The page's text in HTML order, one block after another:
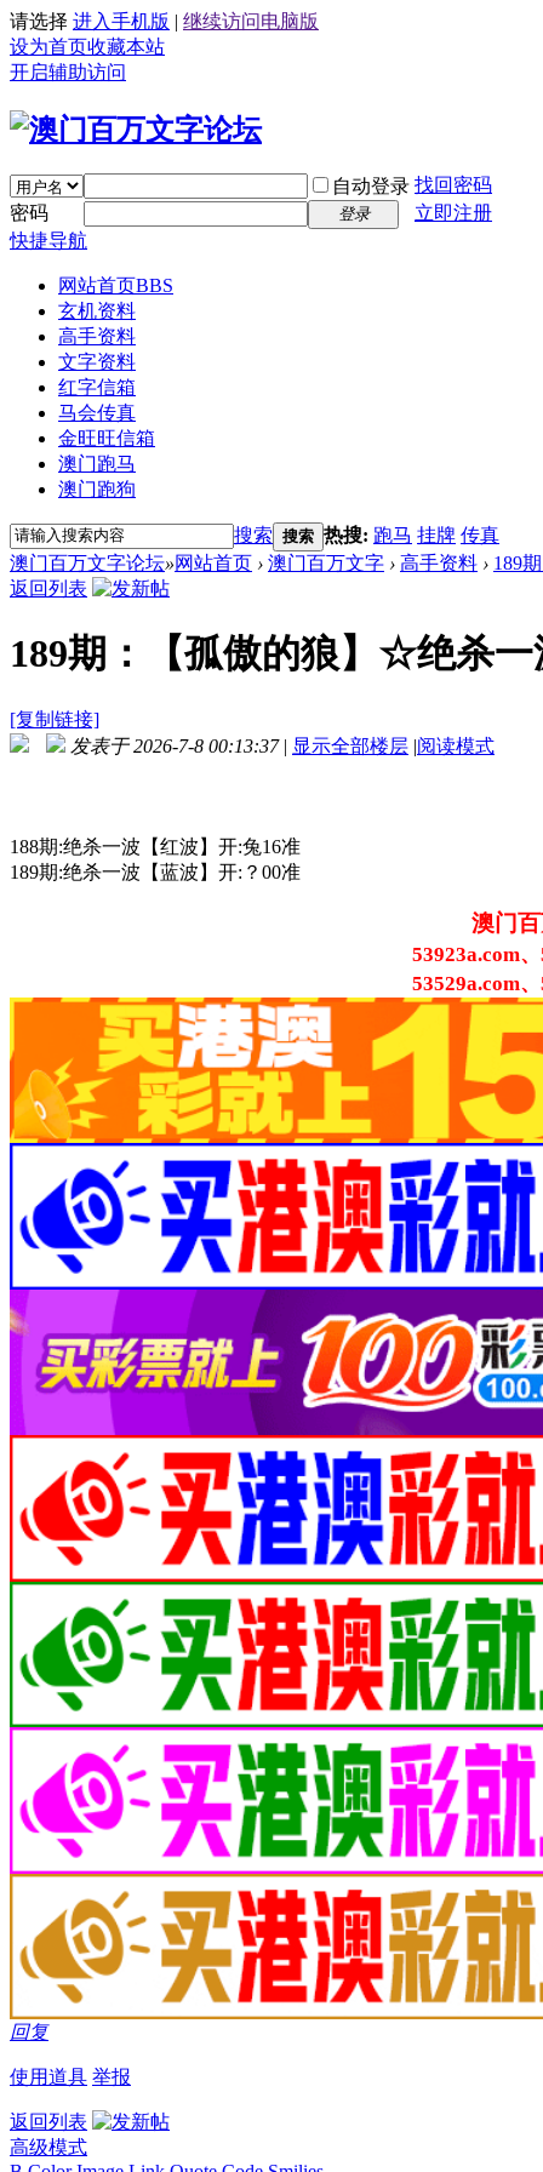
请选择 进入手机版 | 继续访问电脑版
设为首页收藏本站
开启辅助访问
自动登录 找回密码
密码
登录
立即注册
快捷导航
网站首页BBS
玄机资料
高手资料
文字资料
红字信箱
马会传真
金旺旺信箱
澳门跑马
澳门跑狗
搜索 搜索 热搜: 跑马 挂牌 传真
澳门百万文字论坛»网站首页 › 澳门百万文字 › 高手资料 › 189
返回列表
189期：【孤傲的狼】☆绝杀
[复制链接]
发表于 2026-7-8 00:13:37 | 显示全部楼层 |阅读模式
188期:绝杀一波【红波】开:兔16准
189期:绝杀一波【蓝波】开:？00准
澳门
53923a.com
53529a.com
回复
使用道具 举报
返回列表
高级模式